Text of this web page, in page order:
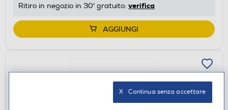
Ritiro in negozio in 30' gratuito: verifica
AGGIUNGI
X   Continua senza accettare